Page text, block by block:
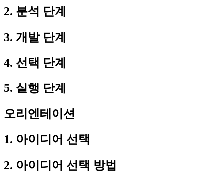
2. 분석 단계
3. 개발 단계
4. 선택 단계
5. 실행 단계
오리엔테이션
1. 아이디어 선택
2. 아이디어 선택 방법